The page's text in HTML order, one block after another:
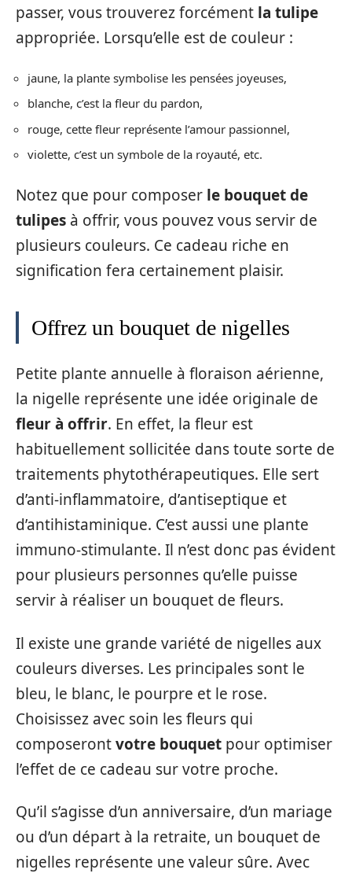
passer, vous trouverez forcément la tulipe
appropriée. Lorsqu’elle est de couleur :
jaune, la plante symbolise les pensées joyeuses,
blanche, c’est la fleur du pardon,
rouge, cette fleur représente l’amour passionnel,
violette, c’est un symbole de la royauté, etc.
Notez que pour composer le bouquet de
tulipes à offrir, vous pouvez vous servir de
plusieurs couleurs. Ce cadeau riche en
signification fera certainement plaisir.
Offrez un bouquet de nigelles
Petite plante annuelle à floraison aérienne,
la nigelle représente une idée originale de
fleur à offrir. En effet, la fleur est
habituellement sollicitée dans toute sorte de
traitements phytothérapeutiques. Elle sert
d’anti-inflammatoire, d’antiseptique et
d’antihistaminique. C’est aussi une plante
immuno-stimulante. Il n’est donc pas évident
pour plusieurs personnes qu’elle puisse
servir à réaliser un bouquet de fleurs.
Il existe une grande variété de nigelles aux
couleurs diverses. Les principales sont le
bleu, le blanc, le pourpre et le rose.
Choisissez avec soin les fleurs qui
composerontvotre bouquet pour optimiser
l’effet de ce cadeau sur votre proche.
Qu’il s’agisse d’un anniversaire, d’un mariage
ou d’un départ à la retraite, un bouquet de
nigelles représente une valeur sûre. Avec